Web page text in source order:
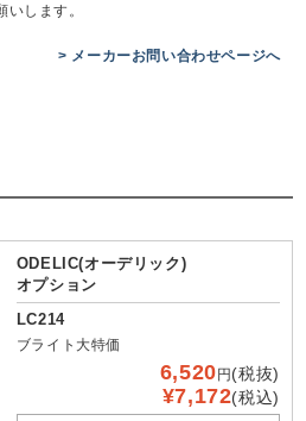
します。
> メーカーお問い合わせページへ
ODELIC(オーデリック)
オプション
LC214
ブライト大特価
6,520 円 (税抜)
¥7,172(税込)